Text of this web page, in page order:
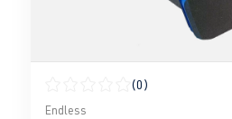
Durchschnittliche Bewertung
(0)
Endless